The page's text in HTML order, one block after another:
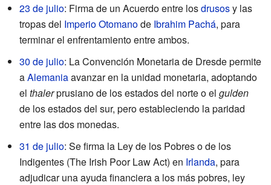
23 de julio: Firma de un Acuerdo entre losdrusosy las
tropas del Imperio Otomanode Ibrahim Pachá, para
terminar el enfrentamiento entre ambos.
30 de julio: La Convención Monetaria de Dresde permite
aAlemaniaavanzar en la unidad monetaria, adoptando
el thalerprusiano de los estados del norte o el gulden
de los estados del sur, pero estableciendo la paridad
entre las dos monedas.
31 de julio: Se firma la Ley de los Pobres o de los
Indigentes (The Irish Poor Law Act) en Irlanda, para
adjudicar una ayuda financiera a los más pobres, ley